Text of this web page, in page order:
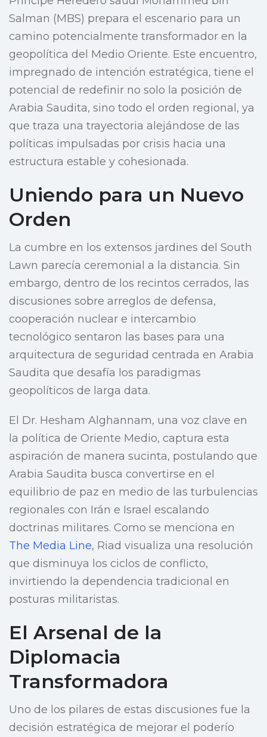
Salman (MBS) prepara el escenario para un
camino potencialmente transformador en la
geopolítica del Medio Oriente. Este encuentro,
impregnado de intención estratégica, tiene el
potencial de redefinir no solo la posición de
Arabia Saudita, sino todo el orden regional, ya
que traza una trayectoria alejándose de las
políticas impulsadas por crisis hacia una
estructura estable y cohesionada.
Uniendo para un Nuevo
Orden
La cumbre en los extensos jardines del South
Lawn parecía ceremonial a la distancia. Sin
embargo, dentro de los recintos cerrados, las
discusiones sobre arreglos de defensa,
cooperación nuclear e intercambio
tecnológico sentaron las bases para una
arquitectura de seguridad centrada en Arabia
Saudita que desafía los paradigmas
geopolíticos de larga data.
El Dr. Hesham Alghannam, una voz clave en
la política de Oriente Medio, captura esta
aspiración de manera sucinta, postulando que
Arabia Saudita busca convertirse en el
equilibrio de paz en medio de las turbulencias
regionales con Irán e Israel escalando
doctrinas militares. Como se menciona en
The Media Line, Riad visualiza una resolución
que disminuya los ciclos de conflicto,
invirtiendo la dependencia tradicional en
posturas militaristas.
El Arsenal de la
Diplomacia
Transformadora
Uno de los pilares de estas discusiones fue la
decisión estratégica de mejorar el poderío